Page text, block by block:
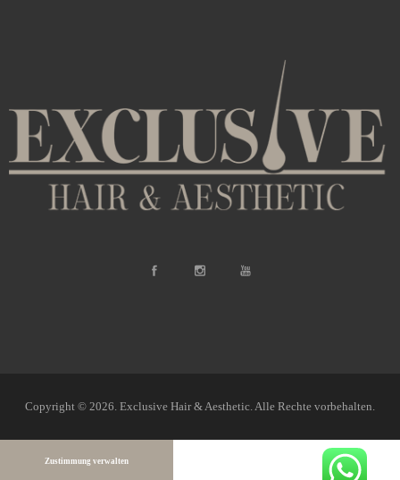
Copyright © 2026. Exclusive Hair & Aesthetic. Alle Rechte vorbehalten.
Zustimmung verwalten